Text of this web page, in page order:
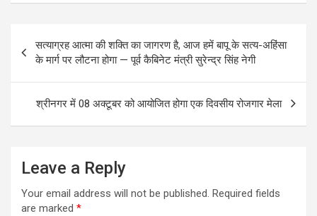
navigation
सत्याग्रह आत्मा की शक्ति का जागरण है, आज हमें बापू के सत्य-अहिंसा
के मार्ग पर लौटना होगा — पूर्व कैबिनेट मंत्री सुरेन्द्र सिंह नेगी
श्रीनगर में 08 अक्टूबर को आयोजित होगा एक दिवसीय रोजगार मेला
Leave a Reply
Your email address will not be published. Required fields
are marked *